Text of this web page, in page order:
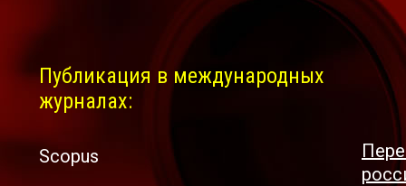
Публикация в международных
журналах:
Scopus